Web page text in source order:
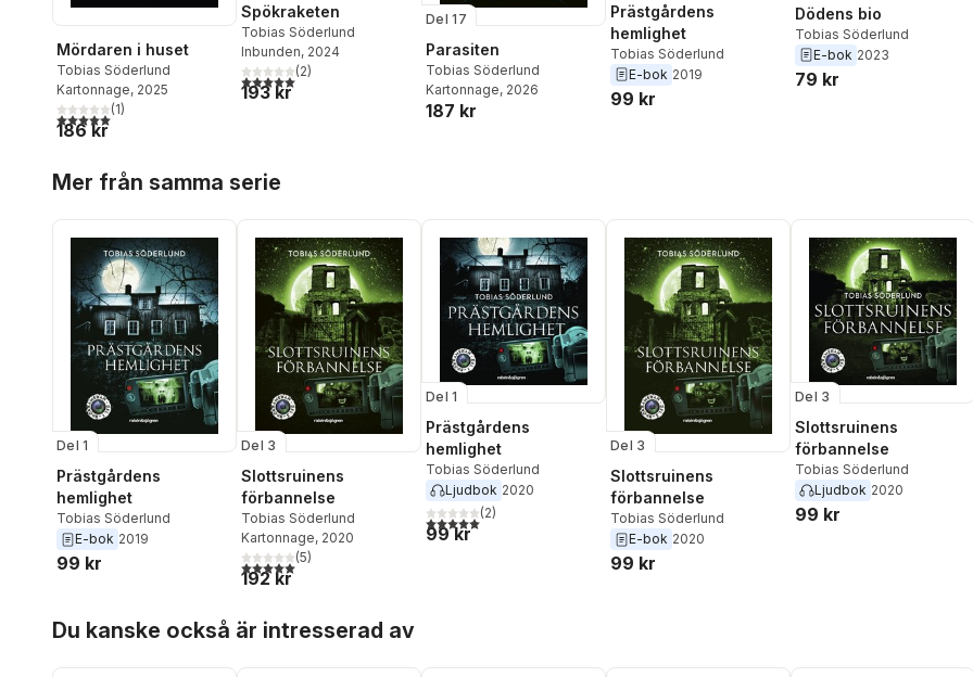
Mördaren i huset
Tobias Söderlund
Kartonnage, 2025
5,0utav 5 stjärnor. Totalt antal röster:
(1)
186 kr
Spökraketen
Tobias Söderlund
Inbunden, 2024
5,0utav 5 stjärnor. Totalt antal röster:
(2)
193 kr
Del 17
Parasiten
Tobias Söderlund
Kartonnage, 2026
187 kr
Prästgårdens
hemlighet
Tobias Söderlund
E-bok 2019
99 kr
Dödens bio
Tobias Söderlund
E-bok 2023
79 kr
Mer från samma serie
Del 1
Prästgårdens
hemlighet
Tobias Söderlund
E-bok 2019
99 kr
Del 3
Slottsruinens
förbannelse
Tobias Söderlund
Kartonnage, 2020
5,0utav 5 stjärnor. Totalt antal röster:
(5)
192 kr
Del 1
Prästgårdens
hemlighet
Tobias Söderlund
Ljudbok 2020
5,0utav 5 stjärnor. Totalt antal röster:
(2)
99 kr
Del 3
Slottsruinens
förbannelse
Tobias Söderlund
E-bok 2020
99 kr
Del 3
Slottsruinens
förbannelse
Tobias Söderlund
Ljudbok 2020
99 kr
Du kanske också är intresserad av